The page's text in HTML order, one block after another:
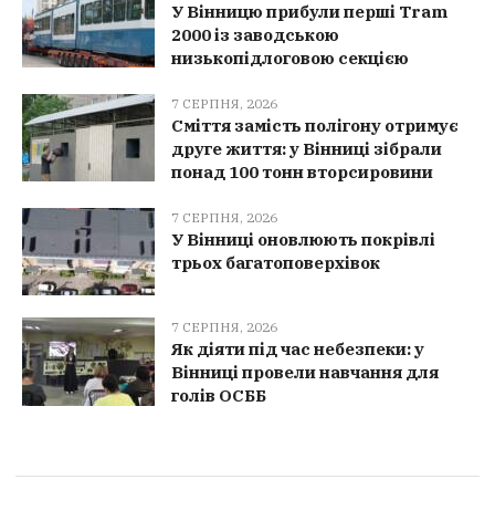
У Вінницю прибули перші Tram
2000 із заводською
низькопідлоговою секцією
7 СЕРПНЯ, 2026
Сміття замість полігону отримує
друге життя: у Вінниці зібрали
понад 100 тонн вторсировини
7 СЕРПНЯ, 2026
У Вінниці оновлюють покрівлі
трьох багатоповерхівок
7 СЕРПНЯ, 2026
Як діяти під час небезпеки: у
Вінниці провели навчання для
голів ОСББ